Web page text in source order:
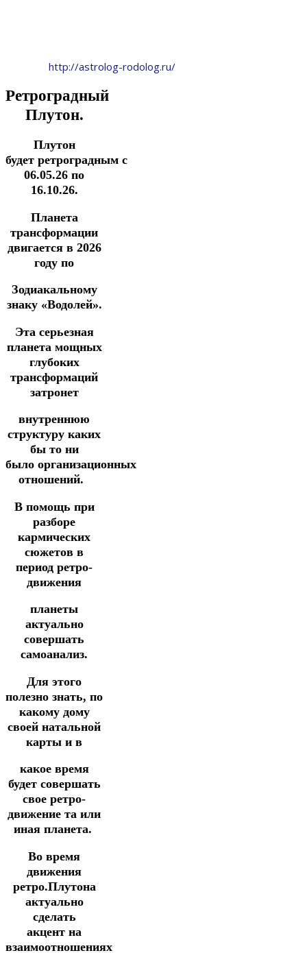
http://astrolog-rodolog.ru/
Ретроградный
Плутон.
Плутон
будет ретроградным с
06.05.26 по
16.10.26.
Планета
трансформации
двигается в 2026
году по
Зодиакальному
знаку «Водолей».
Эта серьезная
планета мощных
глубоких
трансформаций
затронет
внутреннюю
структуру каких
бы то ни
было организационных
отношений.
В помощь при
разборе
кармических
сюжетов в
период ретро-
движения
планеты
актуально
совершать
самоанализ.
Для этого
полезно знать, по
какому дому
своей натальной
карты и в
какое время
будет совершать
свое ретро-
движение та или
иная планета.
Во время
движения
ретро.Плутона
актуально
сделать
акцент на
взаимоотношениях